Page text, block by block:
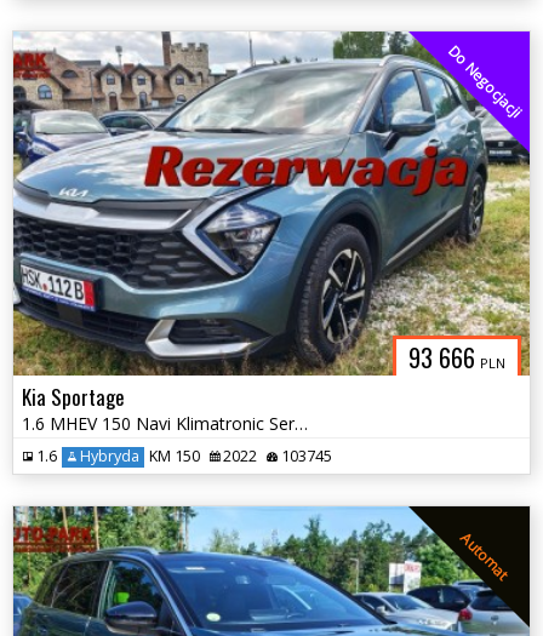
93 666 PLN
Do Negocjacji
Kia Sportage
1.6 MHEV 150 Navi Klimatronic Serwis 202
1.6 Hybryda KM 150 2022 103745
Automat